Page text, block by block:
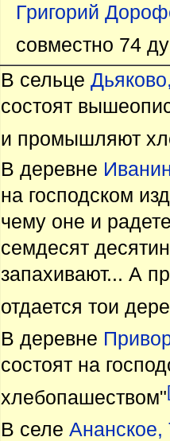
Григорий
совместно 74
В сельце
состоят
и промышляют
В деревне
на господском
чему оне и
семдесят
запахивают... А
отдается тои
В деревне
состоят на
хлебопашеством"
В селе Ананское,